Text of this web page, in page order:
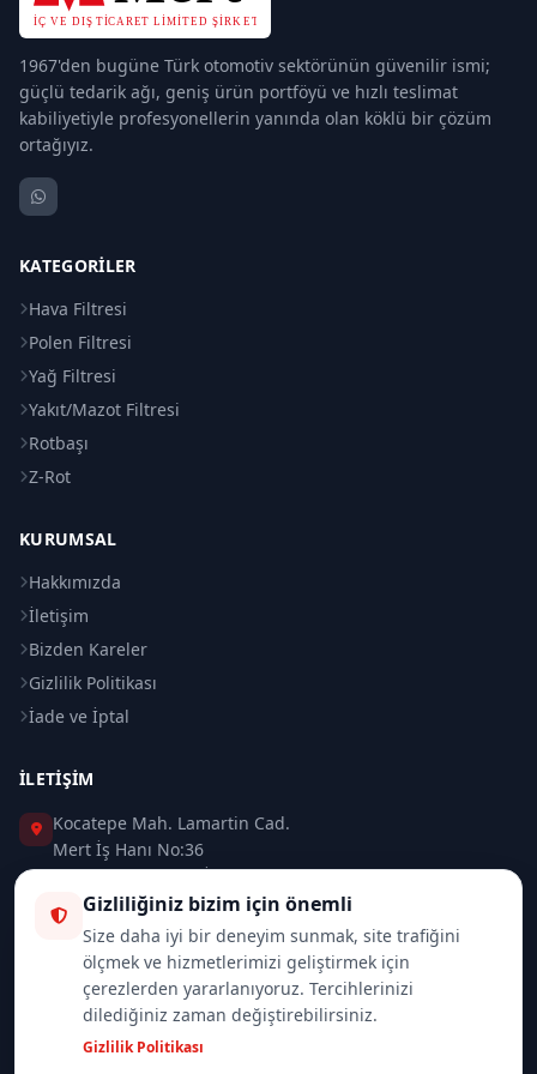
1967'den bugüne Türk otomotiv sektörünün güvenilir ismi;
güçlü tedarik ağı, geniş ürün portföyü ve hızlı teslimat
kabiliyetiyle profesyonellerin yanında olan köklü bir çözüm
ortağıyız.
KATEGORILER
Hava Filtresi
Polen Filtresi
Yağ Filtresi
Yakıt/Mazot Filtresi
Rotbaşı
Z-Rot
KURUMSAL
Hakkımızda
İletişim
Bizden Kareler
Gizlilik Politikası
İade ve İptal
İLETIŞIM
Kocatepe Mah. Lamartin Cad.
Mert İş Hanı No:36
Taksim / Beyoğlu / İSTANBUL
0 (212) 235 37 83
0 (532) 418 08 46
info@merttrade.com
Gizliliğiniz bizim için önemli
Size daha iyi bir deneyim sunmak, site trafiğini
ölçmek ve hizmetlerimizi geliştirmek için
çerezlerden yararlanıyoruz. Tercihlerinizi
dilediğiniz zaman değiştirebilirsiniz.
Gizlilik Politikası